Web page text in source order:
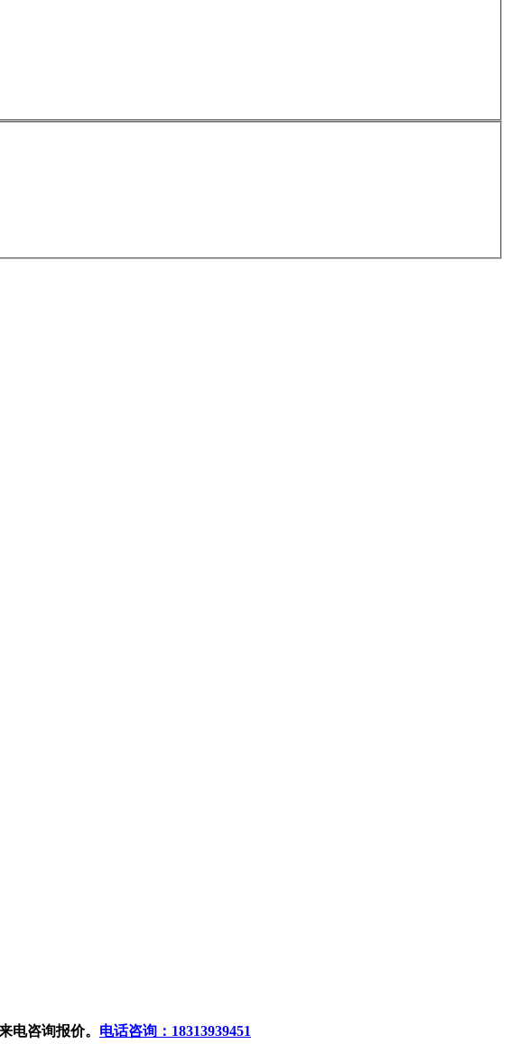
电咨询报价。 电话咨询：18313939451